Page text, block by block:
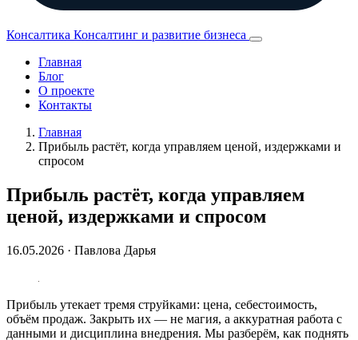
Консалтика Консалтинг и развитие бизнеса
Главная
Блог
О проекте
Контакты
Главная
Прибыль растёт, когда управляем ценой, издержками и
спросом
Прибыль растёт, когда управляем
ценой, издержками и спросом
16.05.2026 · Павлова Дарья
Прибыль утекает тремя струйками: цена, себестоимость,
объём продаж. Закрыть их — не магия, а аккуратная работа с
данными и дисциплина внедрения. Мы разберём, как поднять